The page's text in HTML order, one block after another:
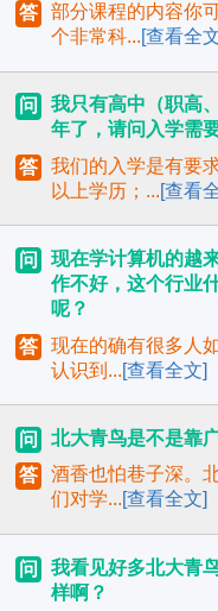
答
部分课程的内容你
个非常科...[查看全
问
我只有高中（职高
年了，请问入学需
答
我们的入学是有要
以上学历；...[查看
问
现在学计算机的越
作不好，这个行业
呢？
答
现在的确有很多人
认识到...[查看全文]
问
北大青鸟是不是靠
答
酒香也怕巷子深。
们对学... [查看全文]
问
我看见好多北大青
样啊？